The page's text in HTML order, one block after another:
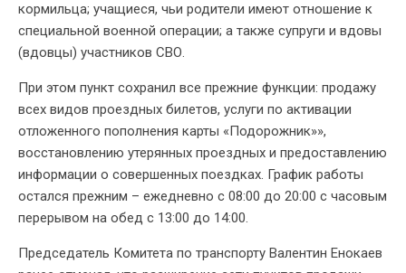
кормильца; учащиеся, чьи родители имеют отношение к
специальной военной операции; а также супруги и вдовы
(вдовцы) участников СВО.
При этом пункт сохранил все прежние функции: продажу
всех видов проездных билетов, услуги по активации
отложенного пополнения карты «Подорожник»»,
восстановлению утерянных проездных и предоставлению
информации о совершенных поездках. График работы
остался прежним – ежедневно с 08:00 до 20:00 с часовым
перерывом на обед с 13:00 до 14:00.
Председатель Комитета по транспорту Валентин Енокаев